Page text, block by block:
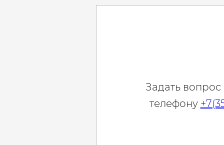
Задать
телефону